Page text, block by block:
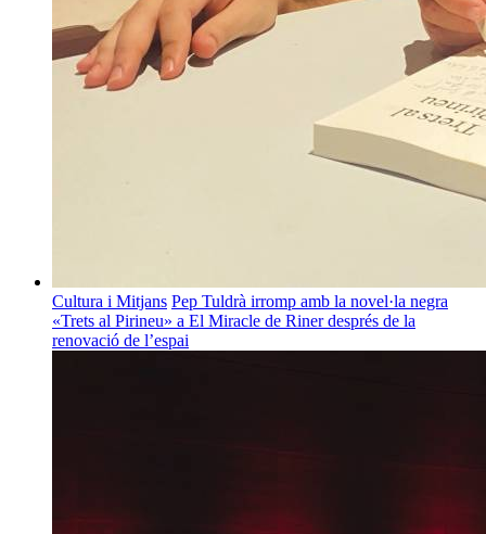
Cultura i Mitjans Pep Tuldrà irromp amb la novel·la negra
«Trets al Pirineu» a El Miracle de Riner després de la
renovació de l’espai